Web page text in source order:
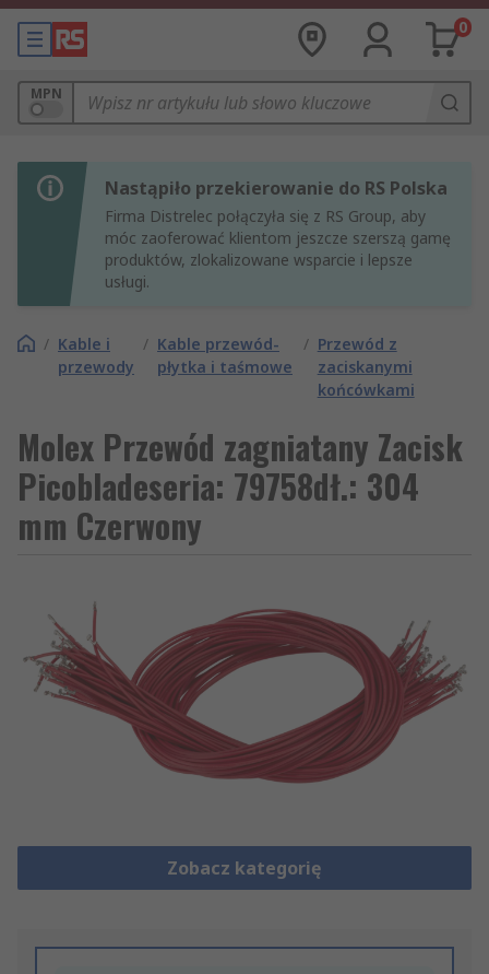
0
MPN
Nastąpiło przekierowanie do RS Polska
Firma Distrelec połączyła się z RS Group, aby
móc zaoferować klientom jeszcze szerszą gamę
produktów, zlokalizowane wsparcie i lepsze
usługi.
/ Kable i
przewody
/ Kable przewód-
płytka i taśmowe
/ Przewód z
zaciskanymi
końcówkami
Molex Przewód zagniatany Zacisk
Picobladeseria: 79758dł.: 304
mm Czerwony
Zobacz kategorię